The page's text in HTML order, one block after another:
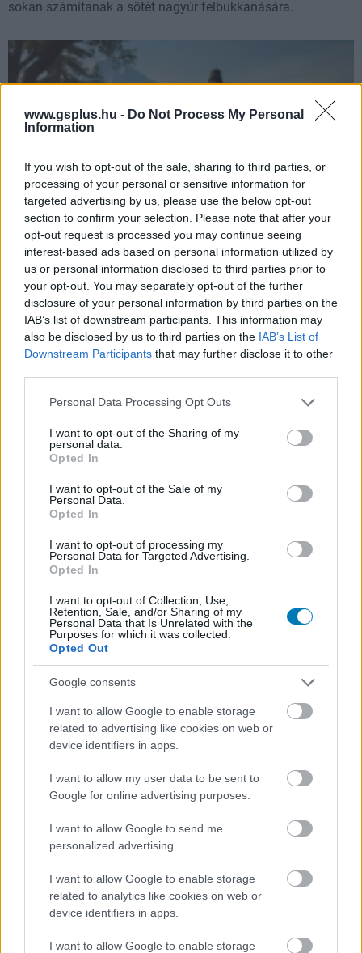
www.gsplus.hu - Do Not Process My Personal
Information
If you wish to opt-out of the sale, sharing to third parties, or
processing of your personal or sensitive information for
targeted advertising by us, please use the below opt-out
section to confirm your selection. Please note that after your
opt-out request is processed you may continue seeing
interest-based ads based on personal information utilized by
us or personal information disclosed to third parties prior to
your opt-out. You may separately opt-out of the further
disclosure of your personal information by third parties on the
IAB’s list of downstream participants. This information may
also be disclosed by us to third parties on the IAB’s List of
Downstream Participants that may further disclose it to other
Please note that this website/app uses one or more Google
not limited to your visit or usage behaviour. You may click to
grant or deny consent to Google and its third-party tags to
use your data for below specified purposes in below Google
consent section.
Personal Data Processing Opt Outs
I want to opt-out of the Sharing of my
personal data.
Opted In
I want to opt-out of the Sale of my
Personal Data.
Opted In
I want to opt-out of processing my
Personal Data for Targeted Advertising.
Opted In
I want to opt-out of Collection, Use,
Retention, Sale, and/or Sharing of my
Personal Data that Is Unrelated with the
Purposes for which it was collected.
Opted Out
Google consents
I want to allow Google to enable storage
related to advertising like cookies on web or
device identifiers in apps.
I want to allow my user data to be sent to
Google for online advertising purposes.
I want to allow Google to send me
personalized advertising.
I want to allow Google to enable storage
related to analytics like cookies on web or
device identifiers in apps.
I want to allow Google to enable storage
sokan számítanak a sötét nagyúr felbukkanására.
A Days Gone rendezője kiakadt az Astro Bot miatt
| 2024.09.10 07:33
John Garvin nem örült neki, hogy folytatás helyett egy
cameóra futotta csak a Sonytól.
Egy olyan cameo is volt a Deadpool & Rozsomákban,
amiről még Ryan Reynolds sem tudott
Tom Holland öccse is beugrott egy vendégszereplésre, és
erről látszólag elfelejtették tájékoztatni a színészt.
sem forgatták
| 2024.07.27 20:32
A San Diego Comic-Conon mesélt erről az a színész, aki
szerepel ebben a jelenetben, de ott sem volt a forgatáson.